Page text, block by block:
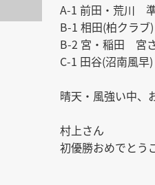
A-1 前田・荒川　
B-1 相田(柏クラブ
B-2 宮・稲田　宮
C-1 田谷(沼南風早
晴天・風強い中、
村上さん
初優勝おめでとう